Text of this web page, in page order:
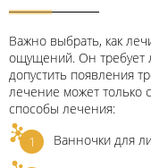
Важно выбрать, как
ощущений. Он требует
допустить появления
лечение может только
способы лечения:
Ванночки для